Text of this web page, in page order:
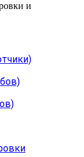
и